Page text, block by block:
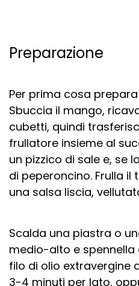
Preparazione
Per prima cosa
Sbuccia il mango,
cubetti, quindi
frullatore insieme al
un pizzico di sale e, se
di peperoncino. Frulla
una salsa liscia,
Scalda una piastra o
medio-alto e spennella
filo di olio extravergine
3-4 minuti per lato,